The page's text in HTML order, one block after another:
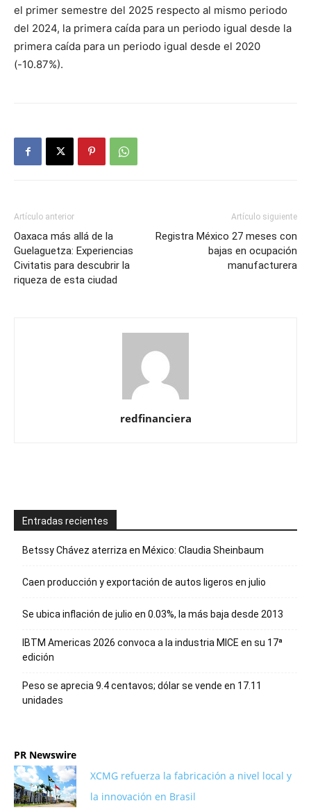
el primer semestre del 2025 respecto al mismo periodo
del 2024, la primera caída para un periodo igual desde la
primera caída para un periodo igual desde el 2020
(-10.87%).
Artículo anterior
Oaxaca más allá de la
Guelaguetza: Experiencias
Civitatis para descubrir la
riqueza de esta ciudad
Artículo siguiente
Registra México 27 meses con
bajas en ocupación
manufacturera
redfinanciera
Entradas recientes
Betssy Chávez aterriza en México: Claudia Sheinbaum
Caen producción y exportación de autos ligeros en julio
Se ubica inflación de julio en 0.03%, la más baja desde 2013
IBTM Americas 2026 convoca a la industria MICE en su 17ª
edición
Peso se aprecia 9.4 centavos; dólar se vende en 17.11
unidades
PR Newswire
XCMG refuerza la fabricación a nivel local y
la innovación en Brasil